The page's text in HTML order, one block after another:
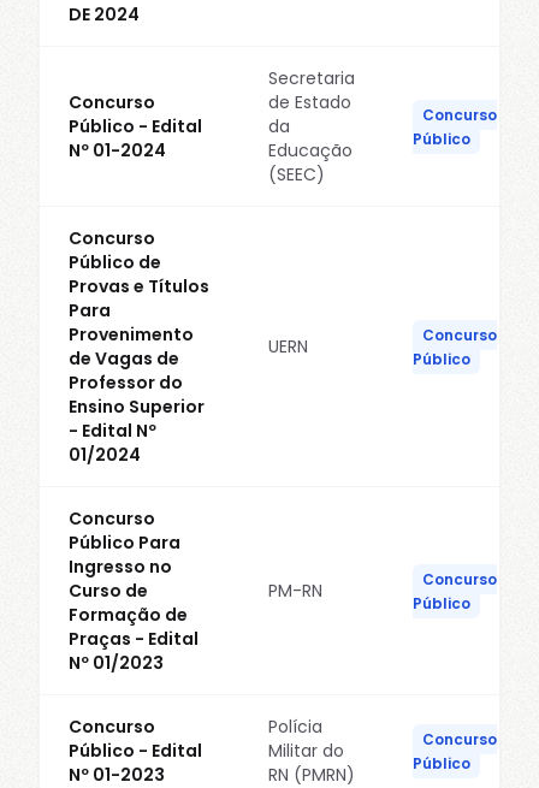
DE 2024
Concurso
Público - Edital
Nº 01-2024
Secretaria
de Estado
da
Educação
(SEEC)
Concurso
Público
Concurso
Público de
Provas e Títulos
Para
Provenimento
de Vagas de
Professor do
Ensino Superior
- Edital Nº
01/2024
UERN
Concurso
Público
Concurso
Público Para
Ingresso no
Curso de
Formação de
Praças - Edital
Nº 01/2023
PM-RN
Concurso
Público
Concurso
Público - Edital
Nº 01-2023
Polícia
Militar do
RN (PMRN)
Concurso
Público